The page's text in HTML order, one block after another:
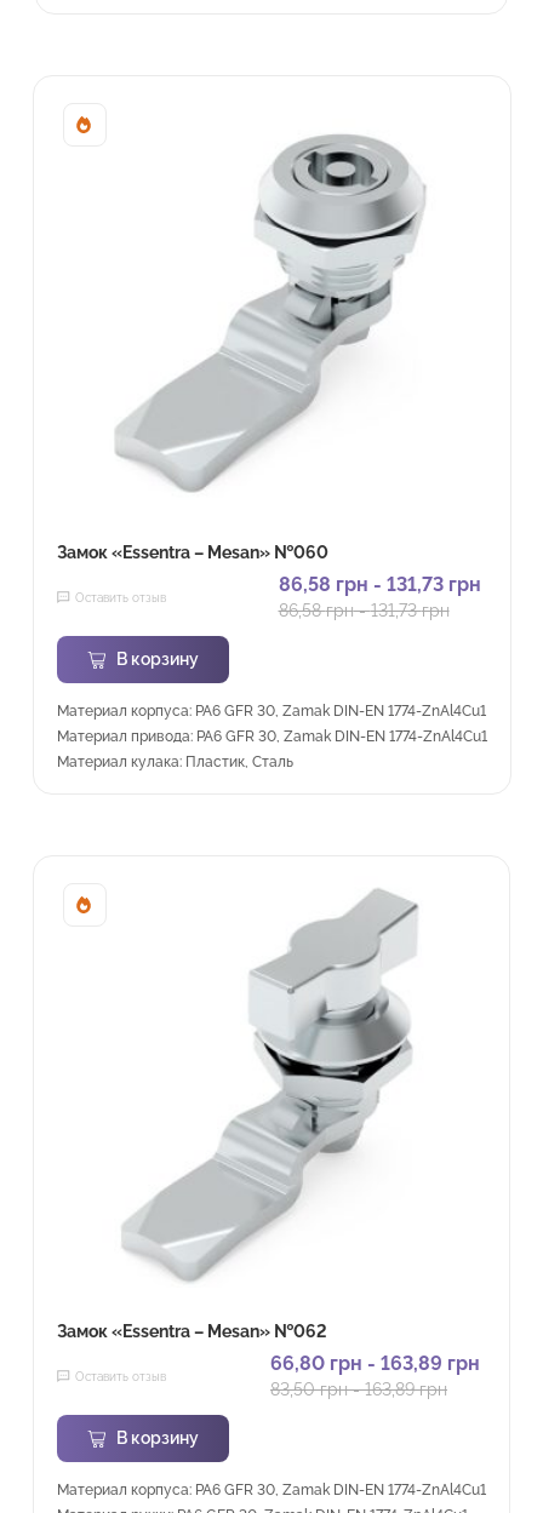
Sale!
Замок «Essentra – Mesan» №060
Оставить отзыв
86,58 грн - 131,73 грн
86,58грн-131,73грн
В корзину
Материал корпуса: PA6 GFR 30, Zamak DIN-EN 1774-ZnAl4Cu1
Материал привода: PA6 GFR 30, Zamak DIN-EN 1774-ZnAl4Cu1
Материал кулака: Пластик, Сталь
Sale!
Замок «Essentra – Mesan» №062
Оставить отзыв
66,80 грн - 163,89 грн
83,50грн-163,89грн
В корзину
Материал корпуса: PA6 GFR 30, Zamak DIN-EN 1774-ZnAl4Cu1